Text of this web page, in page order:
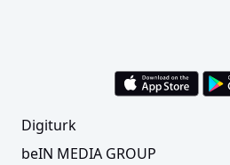
Digiturk
beIN MEDIA GROUP